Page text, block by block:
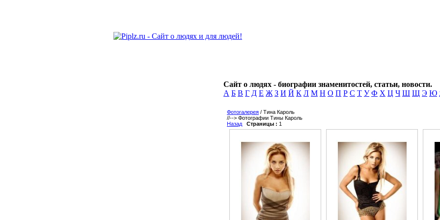
Сайт о людях - биографии знаменитостей, статьи, новости.
А Б В Г Д Е Ж З И Й К Л М Н О П Р С Т У Ф Х Ц Ч Ш Щ Э Ю
Фотогалерея / Тина Кароль
//--> Фотографии Тины Кароль
Назад
Страницы : 1